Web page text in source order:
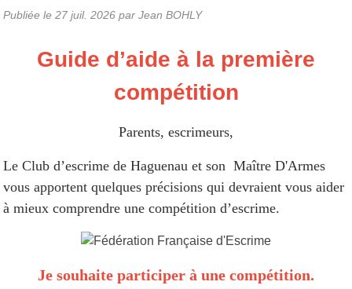
Publiée le 27 juil. 2026 par Jean BOHLY
Guide d’aide à la première
compétition
Parents, escrimeurs,
Le Club d’escrime de Haguenau et son Maître D'Armes
vous apportent quelques précisions qui devraient vous aider
à mieux comprendre une compétition d’escrime.
Je souhaite participer à une compétition.